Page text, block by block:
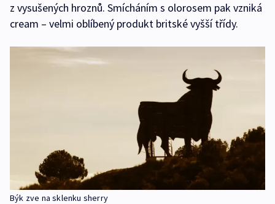
z vysušených hroznů. Smícháním s olorosem pak vzniká
cream – velmi oblíbený produkt britské vyšší třídy.
Býk zve na sklenku sherry